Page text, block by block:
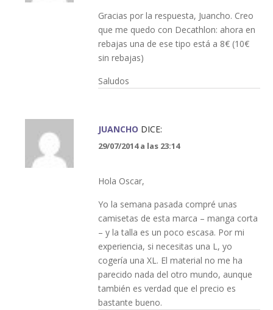
Gracias por la respuesta, Juancho. Creo
que me quedo con Decathlon: ahora en
rebajas una de ese tipo está a 8€ (10€
sin rebajas)
Saludos
JUANCHO DICE:
29/07/2014 a las 23:14
Hola Oscar,
Yo la semana pasada compré unas
camisetas de esta marca – manga corta
– y la talla es un poco escasa. Por mi
experiencia, si necesitas una L, yo
cogería una XL. El material no me ha
parecido nada del otro mundo, aunque
también es verdad que el precio es
bastante bueno.